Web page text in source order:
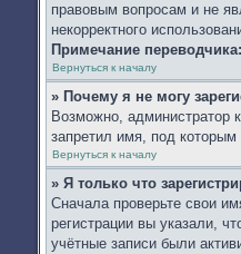
правовым вопросам и не
некорректного
Примечание
Вернуться к началу
» Почему я не могу
Возможно, администратор
запретил имя, под
Вернуться к началу
» Я только что
Сначала проверьте свои
регистрации вы указали,
учётные записи были